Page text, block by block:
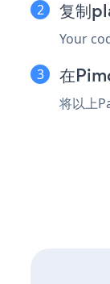
复制
Your
在
将以上